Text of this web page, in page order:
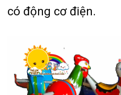
có động cơ điện.